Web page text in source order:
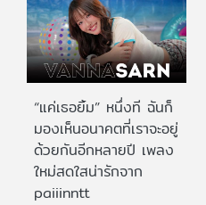
“แค่เธอยิ้ม” หนึ่งที ฉันก็
มองเห็นอนาคตที่เราจะอยู่
ด้วยกันอีกหลายปี เพลง
ใหม่สดใสน่ารักจาก
paiiinntt